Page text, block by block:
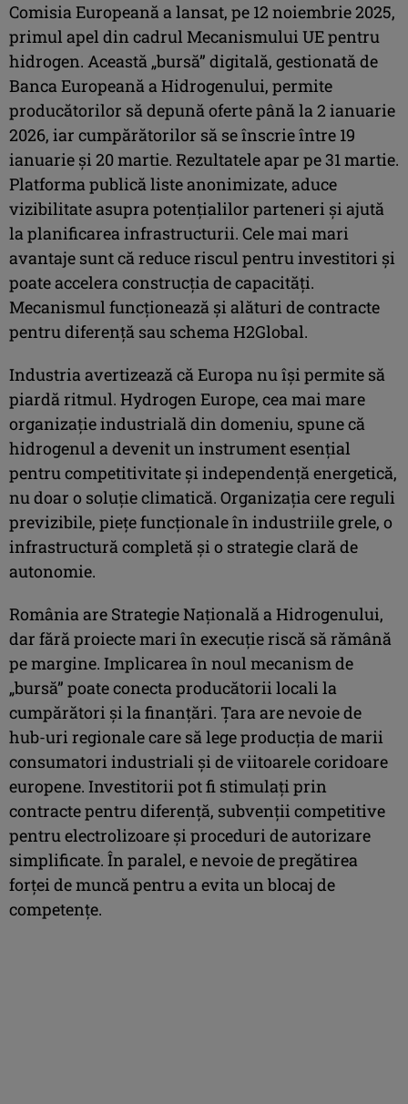
Comisia Europeană a lansat, pe 12 noiembrie 2025,
primul apel din cadrul Mecanismului UE pentru
hidrogen. Această „bursă” digitală, gestionată de
Banca Europeană a Hidrogenului, permite
producătorilor să depună oferte până la 2 ianuarie
2026, iar cumpărătorilor să se înscrie între 19
ianuarie şi 20 martie. Rezultatele apar pe 31 martie.
Platforma publică liste anonimizate, aduce
vizibilitate asupra potenţialilor parteneri şi ajută
la planificarea infrastructurii. Cele mai mari
avantaje sunt că reduce riscul pentru investitori şi
poate accelera construcţia de capacităţi.
Mecanismul funcţionează şi alături de contracte
pentru diferenţă sau schema H2Global.
Industria avertizează că Europa nu îşi permite să
piardă ritmul. Hydrogen Europe, cea mai mare
organizaţie industrială din domeniu, spune că
hidrogenul a devenit un instrument esenţial
pentru competitivitate şi independenţă energetică,
nu doar o soluţie climatică. Organizaţia cere reguli
previzibile, pieţe funcţionale în industriile grele, o
infrastructură completă şi o strategie clară de
autonomie.
România are Strategie Naţională a Hidrogenului,
dar fără proiecte mari în execuţie riscă să rămână
pe margine. Implicarea în noul mecanism de
„bursă” poate conecta producătorii locali la
cumpărători şi la finanţări. Ţara are nevoie de
hub-uri regionale care să lege producţia de marii
consumatori industriali şi de viitoarele coridoare
europene. Investitorii pot fi stimulaţi prin
contracte pentru diferenţă, subvenţii competitive
pentru electrolizoare şi proceduri de autorizare
simplificate. În paralel, e nevoie de pregătirea
forţei de muncă pentru a evita un blocaj de
competenţe.